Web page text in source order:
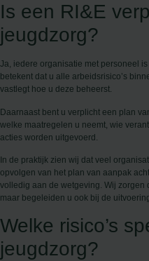
Is een RI&E
jeugdzorg?
Ja, iedere organisatie met personeel is
betekent dat u alle arbeidsrisico’s
vastlegt hoe u deze beheerst.
Daarnaast bent u verplicht een plan
welke maatregelen u neemt, wie
acties worden uitgevoerd.
In de praktijk zien wij dat veel
opvolgen van het plan van aanpak
volledig aan de wetgeving. Wij zorgen
maar begeleiden u ook bij de
Welke risico’s
jeugdzorg?